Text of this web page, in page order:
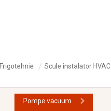
Frigotehnie Scule instalator HVAC
Pompe vacuum